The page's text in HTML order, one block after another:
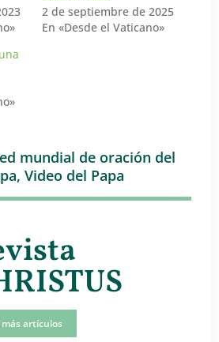
2 de septiembre de 2025
En «Desde el Vaticano»
mundial de oración del
, Video del Papa
más artículos